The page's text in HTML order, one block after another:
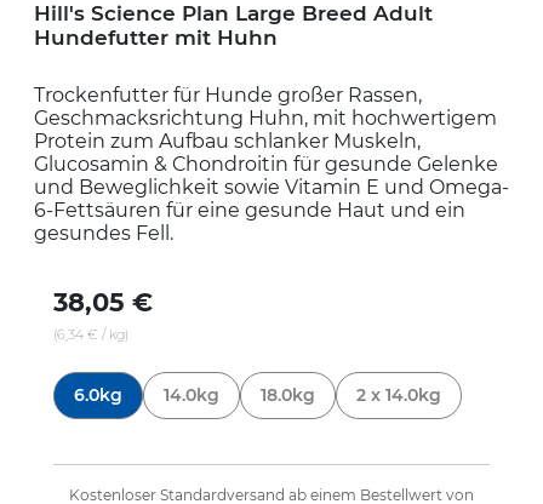
Hill's Science Plan Large Breed Adult
Hundefutter mit Huhn
Trockenfutter für Hunde großer Rassen,
Geschmacksrichtung Huhn, mit hochwertigem
Protein zum Aufbau schlanker Muskeln,
Glucosamin & Chondroitin für gesunde Gelenke
und Beweglichkeit sowie Vitamin E und Omega-
6-Fettsäuren für eine gesunde Haut und ein
gesundes Fell.
38,05 €
(6,34 € / kg)
6.0kg
14.0kg 18.0kg 2 x 14.0kg
Kostenloser Standardversand ab einem Bestellwert von